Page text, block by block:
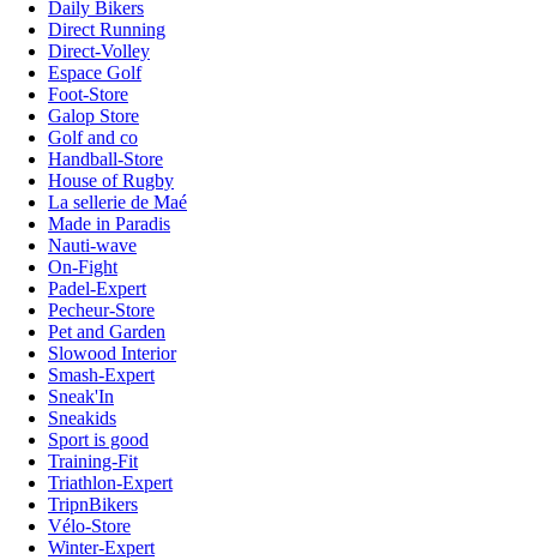
Daily Bikers
Direct Running
Direct-Volley
Espace Golf
Foot-Store
Galop Store
Golf and co
Handball-Store
House of Rugby
La sellerie de Maé
Made in Paradis
Nauti-wave
On-Fight
Padel-Expert
Pecheur-Store
Pet and Garden
Slowood Interior
Smash-Expert
Sneak'In
Sneakids
Sport is good
Training-Fit
Triathlon-Expert
TripnBikers
Vélo-Store
Winter-Expert